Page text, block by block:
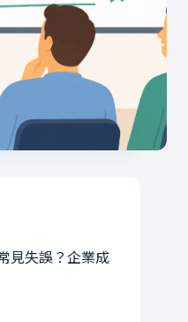
見失誤？企業成